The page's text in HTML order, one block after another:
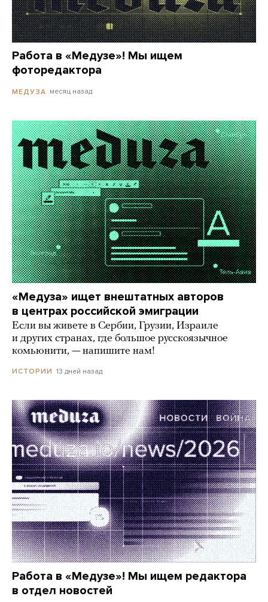
Работа в «Медузе»! Мы ищем
фоторедактора
МЕДУЗА месяц назад
«Медуза» ищет внештатных авторов
в центрах российской эмиграции
Если вы живете в Сербии, Грузии, Израиле
и других странах, где большое русскоязычное
комьюнити, — напишите нам!
ИСТОРИИ 13 дней назад
Работа в «Медузе»! Мы ищем редактора
в отдел новостей